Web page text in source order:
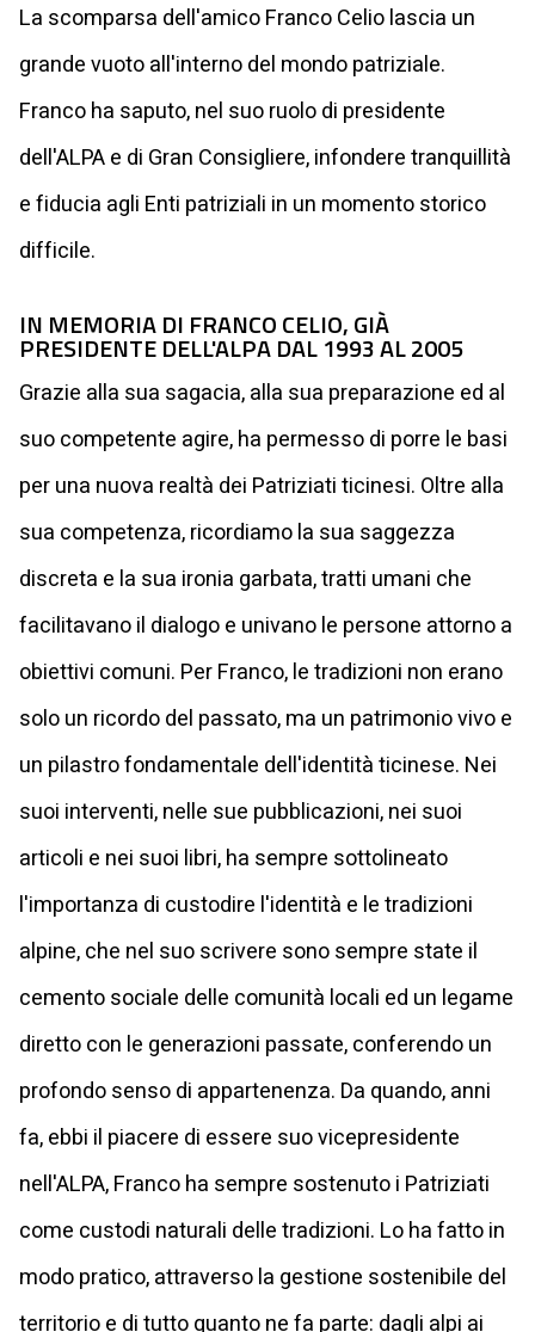
La scomparsa dell'amico Franco Celio lascia un
grande vuoto all'interno del mondo patriziale.
Franco ha saputo, nel suo ruolo di presidente
dell'ALPA e di Gran Consigliere, infondere tranquillità
e fiducia agli Enti patriziali in un momento storico
difficile.
IN MEMORIA DI FRANCO CELIO, GIÀ
PRESIDENTE DELL'ALPA DAL 1993 AL 2005
Grazie alla sua sagacia, alla sua preparazione ed al
suo competente agire, ha permesso di porre le basi
per una nuova realtà dei Patriziati ticinesi. Oltre alla
sua competenza, ricordiamo la sua saggezza
discreta e la sua ironia garbata, tratti umani che
facilitavano il dialogo e univano le persone attorno a
obiettivi comuni. Per Franco, le tradizioni non erano
solo un ricordo del passato, ma un patrimonio vivo e
un pilastro fondamentale dell'identità ticinese. Nei
suoi interventi, nelle sue pubblicazioni, nei suoi
articoli e nei suoi libri, ha sempre sottolineato
l'importanza di custodire l'identità e le tradizioni
alpine, che nel suo scrivere sono sempre state il
cemento sociale delle comunità locali ed un legame
diretto con le generazioni passate, conferendo un
profondo senso di appartenenza. Da quando, anni
fa, ebbi il piacere di essere suo vicepresidente
nell'ALPA, Franco ha sempre sostenuto i Patriziati
come custodi naturali delle tradizioni. Lo ha fatto in
modo pratico, attraverso la gestione sostenibile del
territorio e di tutto quanto ne fa parte: dagli alpi ai